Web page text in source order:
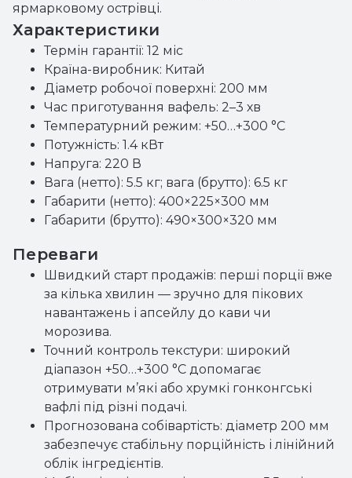
ярмарковому острівці.
Характеристики
Термін гарантії: 12 міс
Країна-виробник: Китай
Діаметр робочої поверхні: 200 мм
Час приготування вафель: 2–3 хв
Температурний режим: +50…+300 °С
Потужність: 1.4 кВт
Напруга: 220 В
Вага (нетто): 5.5 кг; вага (брутто): 6.5 кг
Габарити (нетто): 400×225×300 мм
Габарити (брутто): 490×300×320 мм
Переваги
Швидкий старт продажів: перші порції вже
за кілька хвилин — зручно для пікових
навантажень і апсейлу до кави чи
морозива.
Точний контроль текстури: широкий
діапазон +50…+300 °С допомагає
отримувати м’які або хрумкі гонконгські
вафлі під різні подачі.
Прогнозована собівартість: діаметр 200 мм
забезпечує стабільну порційність і лінійний
облік інгредієнтів.